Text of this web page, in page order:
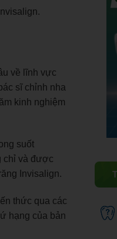
về lĩnh vực
sĩ chỉnh nha
kinh nghiệm
suốt
chỉ và được
Invisalign.
thức qua các
hạng của bản